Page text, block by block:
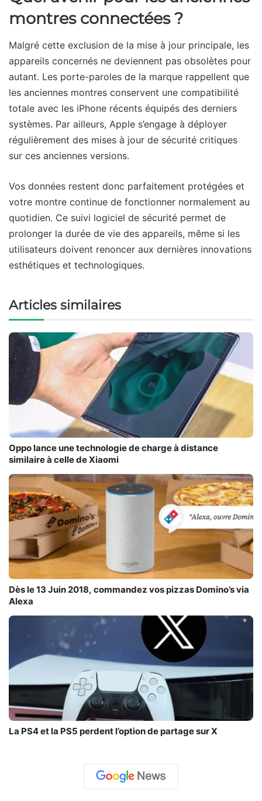
montres connectées ?
Malgré cette exclusion de la mise à jour principale, les
appareils concernés ne deviennent pas obsolètes pour
autant. Les porte-paroles de la marque rappellent que
les anciennes montres conservent une compatibilité
totale avec les iPhone récents équipés des derniers
systèmes. Par ailleurs, Apple s’engage à déployer
régulièrement des mises à jour de sécurité critiques
sur ces anciennes versions.
Vos données restent donc parfaitement protégées et
votre montre continue de fonctionner normalement au
quotidien. Ce suivi logiciel de sécurité permet de
prolonger la durée de vie des appareils, même si les
utilisateurs doivent renoncer aux dernières innovations
esthétiques et technologiques.
Articles similaires
Oppo lance une technologie de charge à distance
similaire à celle de Xiaomi
Dès le 13 Juin 2018, commandez vos pizzas Domino’s via
Alexa
La PS4 et la PS5 perdent l’option de partage sur X